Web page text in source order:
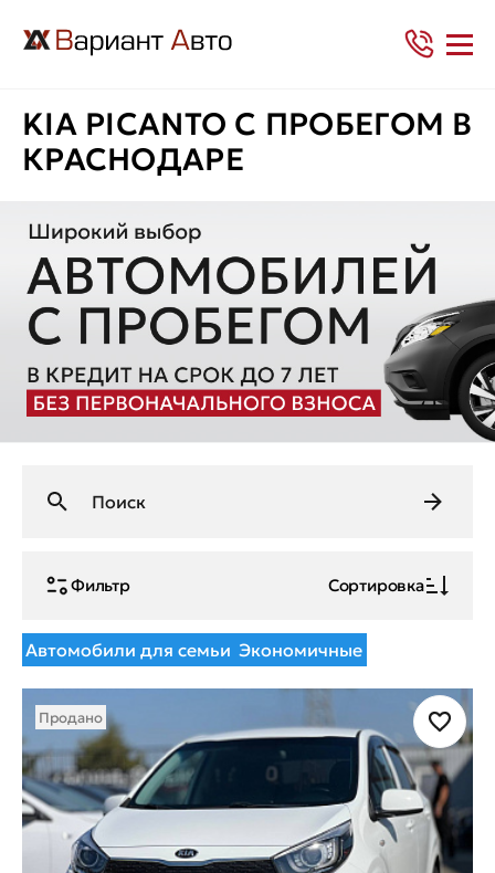
KIA PICANTO С ПРОБЕГОМ В
КРАСНОДАРЕ
Фильтр Сортировка
Автомобили для семьи Экономичные
Продано